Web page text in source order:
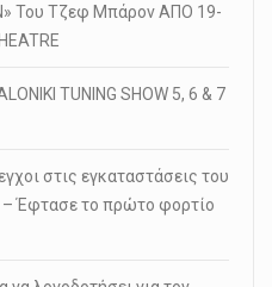
Του Τζεφ Μπάρον ΑΠΟ 19-
TUNING SHOW 5, 6 & 7
στις εγκαταστάσεις του
– Έφτασε το πρώτο φορτίο